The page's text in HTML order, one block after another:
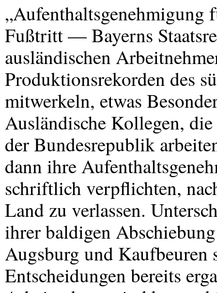
„Aufenthaltsgenehmigung
Fußtritt — Bayerns
ausländischen
Produktionsrekorden des
mitwerkeln, etwas
Ausländische Kollegen,
der Bundesrepublik
dann ihre
schriftlich verpflichten,
Land zu verlassen.
ihrer baldigen
Augsburg und Kaufbeuren
Entscheidungen bereits